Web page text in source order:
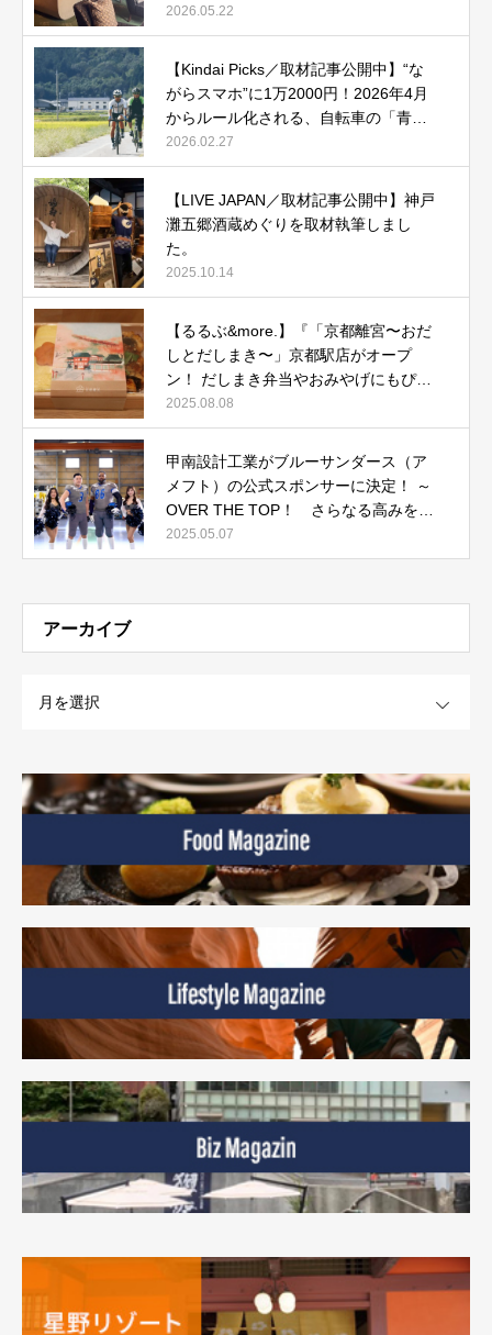
テル 奈良」で贅沢ステイ』
2026.05.22
【Kindai Picks／取材記事公開中】“な
がらスマホ”に1万2000円！2026年4月
からルール化される、自転車の「青切
符」とは？
2026.02.27
【LIVE JAPAN／取材記事公開中】神戸
灘五郷酒蔵めぐりを取材執筆しまし
た。
2025.10.14
【るるぶ&more.】『「京都離宮〜おだ
しとだしまき〜」京都駅店がオープ
ン！ だしまき弁当やおみやげにもぴっ
たりな人気メニューをご紹介』記事公
開中
2025.08.08
甲南設計工業がブルーサンダース（ア
メフト）の公式スポンサーに決定！ ～
OVER THE TOP！ さらなる高みを目
指して～
2025.05.07
アーカイブ